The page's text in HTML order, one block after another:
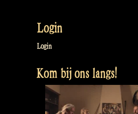
Login
Login
Kom bij ons langs!